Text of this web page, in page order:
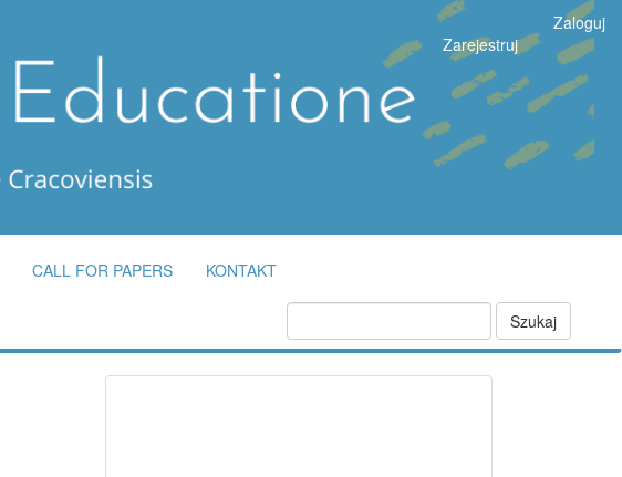
Zarejestruj
Zaloguj
CALL FOR PAPERS KONTAKT
Szukaj